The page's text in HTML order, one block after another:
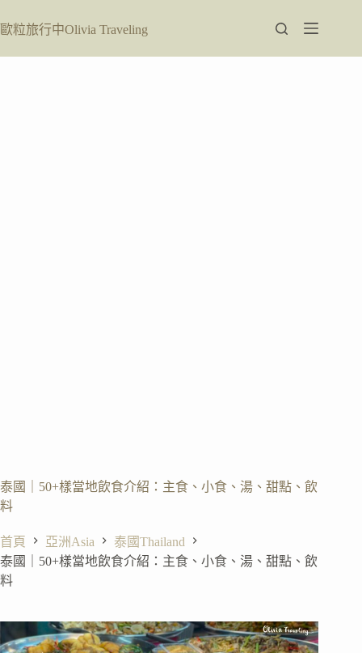
至
歐粒旅行中Olivia Traveling
泰國｜50+樣當地飲食介紹：主食、小食、湯、甜點、飲
料
首頁 亞洲Asia
泰國Thailand
泰國｜50+樣當地飲食介紹：主食、小食、湯、甜點、飲
料